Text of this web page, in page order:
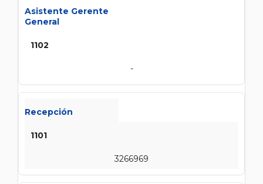
Asistente Gerente
General
1102
-
Recepción
1101
3266969